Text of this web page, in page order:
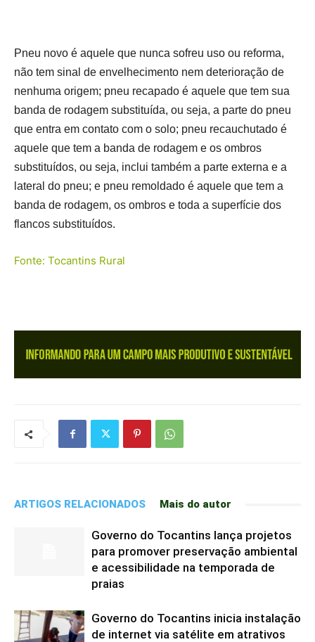
Pneu novo é aquele que nunca sofreu uso ou reforma,
não tem sinal de envelhecimento nem deterioração de
nenhuma origem; pneu recapado é aquele que tem sua
banda de rodagem substituída, ou seja, a parte do pneu
que entra em contato com o solo; pneu recauchutado é
aquele que tem a banda de rodagem e os ombros
substituídos, ou seja, inclui também a parte externa e a
lateral do pneu; e pneu remoldado é aquele que tem a
banda de rodagem, os ombros e toda a superfície dos
flancos substituídos.
Fonte: Tocantins Rural
ARTIGOS RELACIONADOS Mais do autor
Governo do Tocantins lança projetos
para promover preservação ambiental
e acessibilidade na temporada de
praias
Governo do Tocantins inicia instalação
de internet via satélite em atrativos